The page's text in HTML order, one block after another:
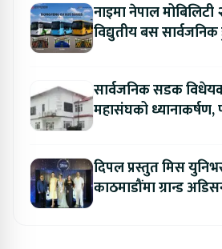
नाइमा नेपाल
विद्युतीय बस
सार्वजनिक सडक
महासंघको ध्यानाकर्षण,
दिपल प्रस्तुत मिस
काठमाडौंमा ग्रान्ड